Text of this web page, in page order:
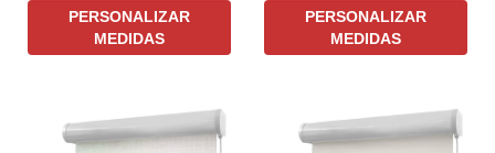
PERSONALIZAR
MEDIDAS
PERSONALIZAR
MEDIDAS